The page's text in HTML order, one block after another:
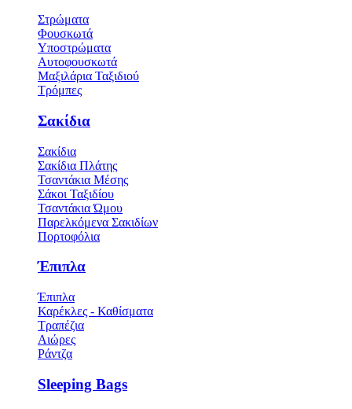
Στρώματα
Φουσκωτά
Υποστρώματα
Αυτοφουσκωτά
Μαξιλάρια Ταξιδιού
Τρόμπες
Σακίδια
Σακίδια
Σακίδια Πλάτης
Τσαντάκια Μέσης
Σάκοι Ταξιδίου
Τσαντάκια Ώμου
Παρελκόμενα Σακιδίων
Πορτοφόλια
Έπιπλα
Έπιπλα
Καρέκλες - Καθίσματα
Τραπέζια
Αιώρες
Ράντζα
Sleeping Bags